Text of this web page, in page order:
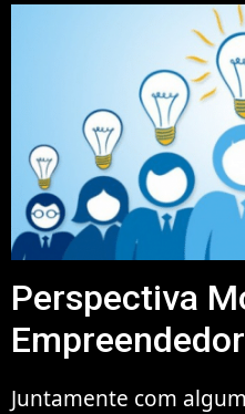
Perspectiva
Juntamente com